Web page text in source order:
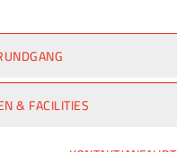
& FACILITIES